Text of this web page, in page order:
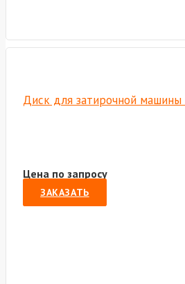
Диск для затирочной машины
Цена по запросу
ЗАКАЗАТЬ